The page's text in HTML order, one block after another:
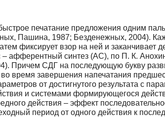
печатание предложения одним
Пашина, 1987; Безденежных, 2004).
фиксирует взор на ней и
– афферентный синтез (АС), по П. К.
Причем СДГ на последующую букву
во время завершения напечатания
от достигнутого результата с
и системами формирующегося
действия – эффект
период от одного действия к